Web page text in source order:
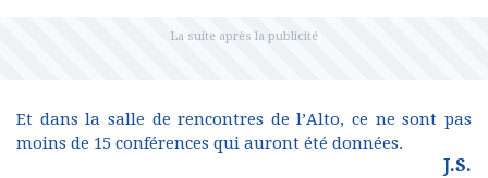
Et dans la salle de rencontres de l’Alto, ce ne sont pas
moins de 15 conférences qui auront été données.
J.S.